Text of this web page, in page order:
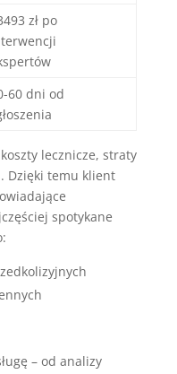
zł po
60 dni od
lecznicze, straty
Dzięki temu klient
spotykane
– od analizy